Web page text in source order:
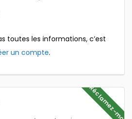
toutes les informations, c’est
un compte.
Réclamez-moi